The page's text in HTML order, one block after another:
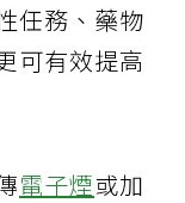
任務、藥物
可有效提高
電子煙或加